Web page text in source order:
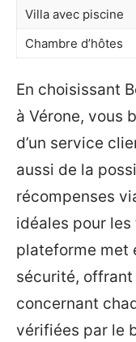
Villa avec piscine
Chambre d’hôtes
En choisissant
à Vérone, vous
d’un service
aussi de la
récompenses
idéales pour
plateforme met
sécurité,
concernant
vérifiées par le